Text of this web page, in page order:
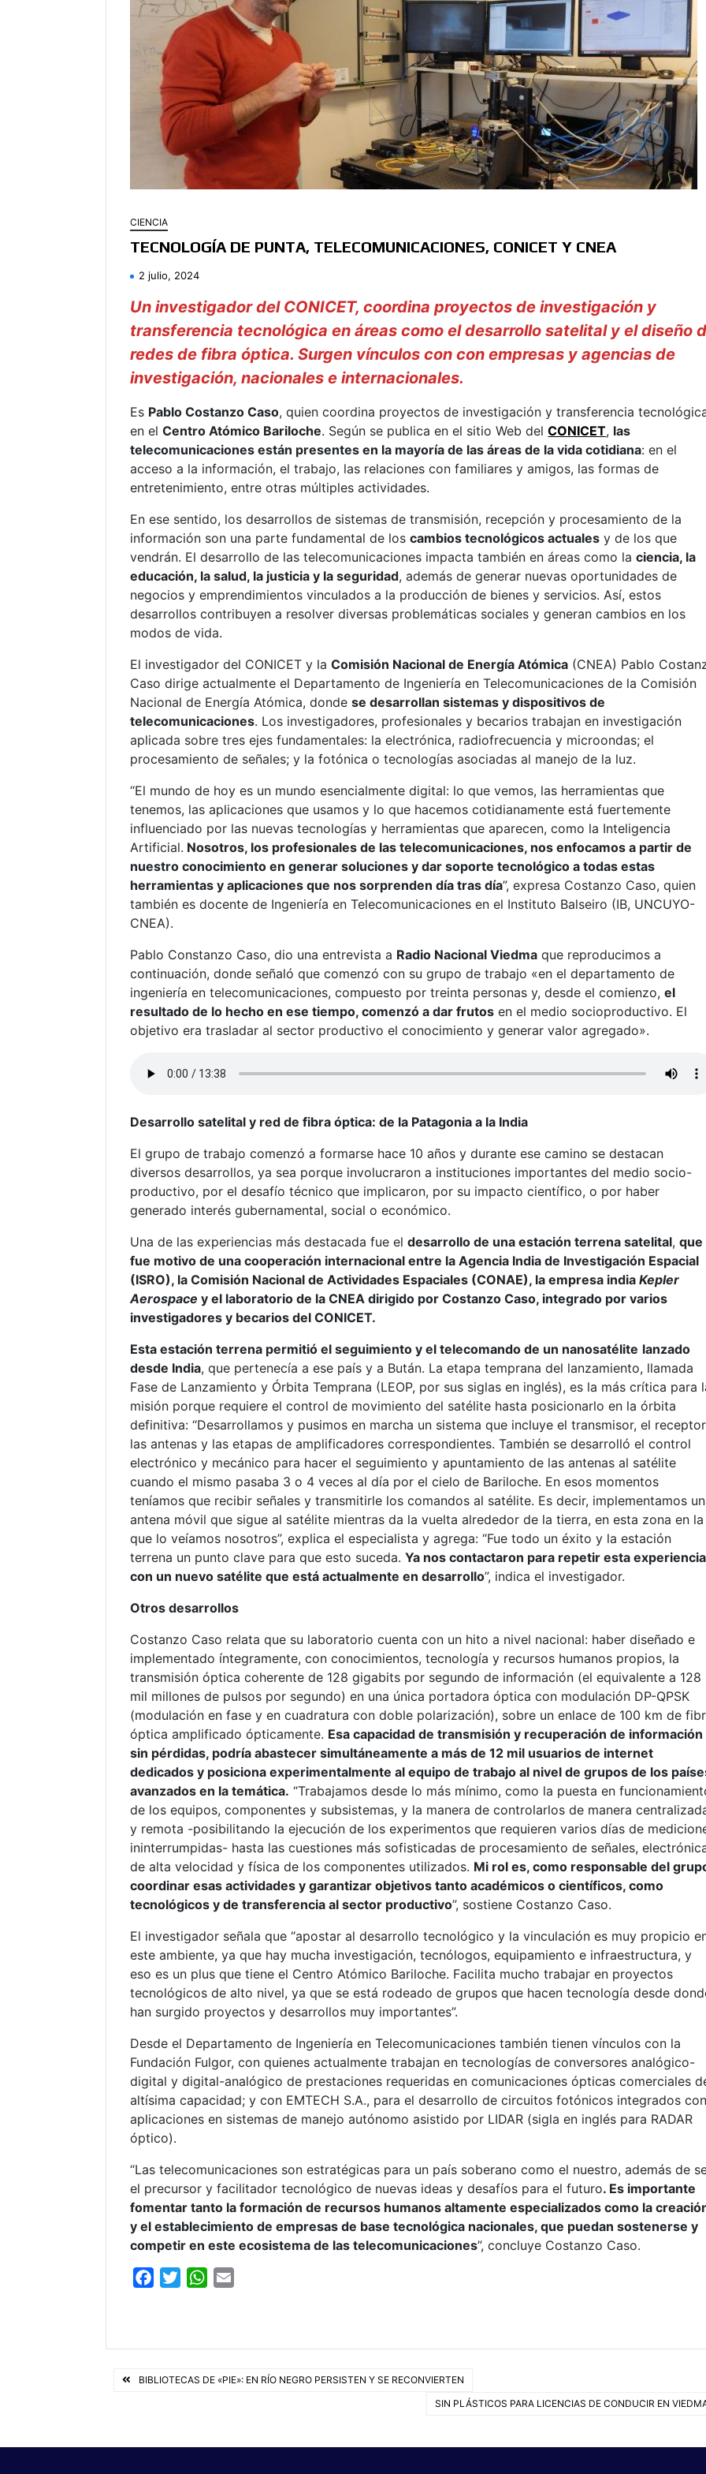
CIENCIA
TECNOLOGÍA DE PUNTA, TELECOMUNICACIONES, CONICET Y CNEA
2 julio, 2024
Un investigador del CONICET, coordina proyectos de investigación y
transferencia tecnológica en áreas como el desarrollo satelital y el diseño
redes de fibra óptica. Surgen vínculos con con empresas y agencias de
investigación, nacionales e internacionales.
Es Pablo Costanzo Caso, quien coordina proyectos de investigación y transferencia
en elCentro Atómico Bariloche. Según se publica en el sitio Web delCONICET, las
telecomunicaciones están presentes en la mayoría de las áreas de la vida cotidiana: en el
acceso a la información, el trabajo, las relaciones con familiares y amigos, las formas de
entretenimiento, entre otras múltiples actividades.
En ese sentido, los desarrollos de sistemas de transmisión, recepción y procesamiento de la
información son una parte fundamental de loscambios tecnológicos actuales y de los que
vendrán. El desarrollo de las telecomunicaciones impacta también en áreas como laciencia, la
educación, la salud, la justicia y la seguridad, además de generar nuevas oportunidades de
negocios y emprendimientos vinculados a la producción de bienes y servicios. Así, estos
desarrollos contribuyen a resolver diversas problemáticas sociales y generan cambios en los
modos de vida.
El investigador del CONICET y laComisión Nacional de Energía Atómica (CNEA) Pablo
Caso dirige actualmente el Departamento de Ingeniería en Telecomunicaciones de la Comisión
Nacional de Energía Atómica, dondese desarrollan sistemas y dispositivos de
telecomunicaciones. Los investigadores, profesionales y becarios trabajan en investigación
aplicada sobre tres ejes fundamentales: la electrónica, radiofrecuencia y microondas; el
procesamiento de señales; y la fotónica o tecnologías asociadas al manejo de la luz.
“El mundo de hoy es un mundo esencialmente digital: lo que vemos, las herramientas que
tenemos, las aplicaciones que usamos y lo que hacemos cotidianamente está fuertemente
influenciado por las nuevas tecnologías y herramientas que aparecen, como la Inteligencia
Artificial. Nosotros, los profesionales de las telecomunicaciones, nos enfocamos a partir de
nuestro conocimiento en generar soluciones y dar soporte tecnológico a todas estas
herramientas y aplicaciones que nos sorprenden día tras día”, expresa Costanzo Caso, quien
también es docente de Ingeniería en Telecomunicaciones en el Instituto Balseiro (IB, UNCUYO-
CNEA).
Pablo Constanzo Caso, dio una entrevista a Radio Nacional Viedma que reproducimos a
continuación, donde señaló que comenzó con su grupo de trabajo «en el departamento de
ingeniería en telecomunicaciones, compuesto por treinta personas y, desde el comienzo,el
resultado de lo hecho en ese tiempo, comenzó a dar frutos en el medio socioproductivo. El
objetivo era trasladar al sector productivo el conocimiento y generar valor agregado».
Desarrollo satelital y red de fibra óptica: de la Patagonia a la India
El grupo de trabajo comenzó a formarse hace 10 años y durante ese camino se destacan
diversos desarrollos, ya sea porque involucraron a instituciones importantes del medio socio-
productivo, por el desafío técnico que implicaron, por su impacto científico, o por haber
generado interés gubernamental, social o económico.
Una de las experiencias más destacada fue eldesarrollo de una estación terrena satelital,que
fue motivo de una cooperación internacional entre la Agencia India de Investigación Espacial
(ISRO), la Comisión Nacional de Actividades Espaciales (CONAE), la empresa indiaKepler
Aerospace y el laboratorio de la CNEA dirigido por Costanzo Caso, integrado por varios
investigadores y becarios del CONICET.
Esta estación terrena permitió el seguimiento y el telecomando de un nanosatélite lanzado
desde India, que pertenecía a ese país y a Bután. La etapa temprana del lanzamiento, llamada
Fase de Lanzamiento y Órbita Temprana (LEOP, por sus siglas en inglés), es la más crítica para
misión porque requiere el control de movimiento del satélite hasta posicionarlo en la órbita
definitiva: “Desarrollamos y pusimos en marcha un sistema que incluye el transmisor, el
las antenas y las etapas de amplificadores correspondientes. También se desarrolló el control
electrónico y mecánico para hacer el seguimiento y apuntamiento de las antenas al satélite
cuando el mismo pasaba 3 o 4 veces al día por el cielo de Bariloche. En esos momentos
teníamos que recibir señales y transmitirle los comandos al satélite. Es decir, implementamos
antena móvil que sigue al satélite mientras da la vuelta alrededor de la tierra, en esta zona en la
que lo veíamos nosotros”, explica el especialista y agrega: “Fue todo un éxito y la estación
terrena un punto clave para que esto suceda.Ya nos contactaron para repetir esta experiencia
con un nuevo satélite que está actualmente en desarrollo”, indica el investigador.
Otros desarrollos
Costanzo Caso relata que su laboratorio cuenta con un hito a nivel nacional: haber diseñado e
implementado íntegramente, con conocimientos, tecnología y recursos humanos propios, la
transmisión óptica coherente de 128 gigabits por segundo de información (el equivalente a 128
mil millones de pulsos por segundo) en una única portadora óptica con modulación DP-QPSK
(modulación en fase y en cuadratura con doble polarización), sobre un enlace de 100 km de
óptica amplificado ópticamente. Esa capacidad de transmisión y recuperación de información
sin pérdidas, podría abastecer simultáneamente a más de 12 mil usuarios de internet
dedicados y posiciona experimentalmente al equipo de trabajo al nivel de grupos de los
avanzados en la temática. “Trabajamos desde lo más mínimo, como la puesta en
de los equipos, componentes y subsistemas, y la manera de controlarlos de manera
y remota -posibilitando la ejecución de los experimentos que requieren varios días de
ininterrumpidas- hasta las cuestiones más sofisticadas de procesamiento de señales,
de alta velocidad y física de los componentes utilizados. Mi rol es, como responsable del
coordinar esas actividades y garantizar objetivos tanto académicos o científicos, como
tecnológicos y de transferencia al sector productivo”, sostiene Costanzo Caso.
El investigador señala que “apostar al desarrollo tecnológico y la vinculación es muy propicio
este ambiente, ya que hay mucha investigación, tecnólogos, equipamiento e infraestructura, y
eso es un plus que tiene el Centro Atómico Bariloche. Facilita mucho trabajar en proyectos
tecnológicos de alto nivel, ya que se está rodeado de grupos que hacen tecnología desde
han surgido proyectos y desarrollos muy importantes”.
Desde el Departamento de Ingeniería en Telecomunicaciones también tienen vínculos con la
Fundación Fulgor, con quienes actualmente trabajan en tecnologías de conversores analógico-
digital y digital-analógico de prestaciones requeridas en comunicaciones ópticas comerciales
altísima capacidad; y con EMTECH S.A., para el desarrollo de circuitos fotónicos integrados
aplicaciones en sistemas de manejo autónomo asistido por LIDAR (sigla en inglés para RADAR
óptico).
“Las telecomunicaciones son estratégicas para un país soberano como el nuestro, además de
el precursor y facilitador tecnológico de nuevas ideas y desafíos para el futuro. Es importante
fomentar tanto la formación de recursos humanos altamente especializados como la
y el establecimiento de empresas de base tecnológica nacionales, que puedan sostenerse y
competir en este ecosistema de las telecomunicaciones”, concluye Costanzo Caso.
o
e
W
A
Navegación
entradas
BIBLIOTECAS DE «PIE»: EN RÍO NEGRO PERSISTEN Y SE RECONVIERTEN
SIN PLÁSTICOS PARA LICENCIAS DE CONDUCIR EN